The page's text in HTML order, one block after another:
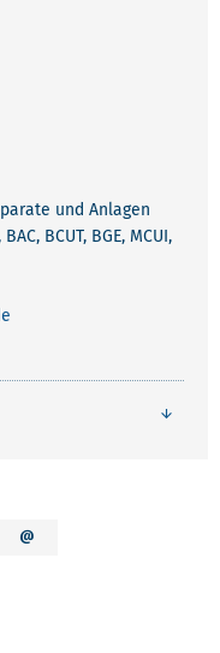
und Anlagen
BCUT, BGE, MCUI,